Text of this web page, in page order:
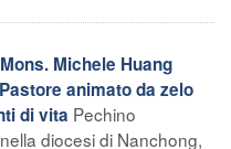
Michele Huang
animato da zelo
di vita Pechino
diocesi di Nanchong,